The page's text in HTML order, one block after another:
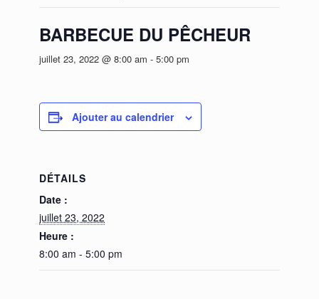
BARBECUE DU PÊCHEUR
juillet 23, 2022 @ 8:00 am - 5:00 pm
Ajouter au calendrier
DÉTAILS
Date :
juillet 23, 2022
Heure :
8:00 am - 5:00 pm